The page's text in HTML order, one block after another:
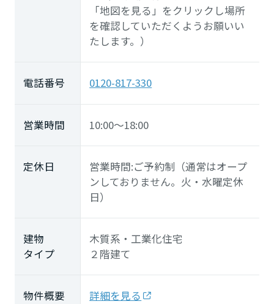
「地図を見る」をクリックし場所
を確認していただくようお願いい
たします。）
電話番号 0120-817-330
営業時間 10:00～18:00
定休日
営業時間:ご予約制（通常はオープ
ンしておりません。火・水曜定休
日）
建物
タイプ
木質系・工業化住宅
２階建て
物件概要 詳細を見る